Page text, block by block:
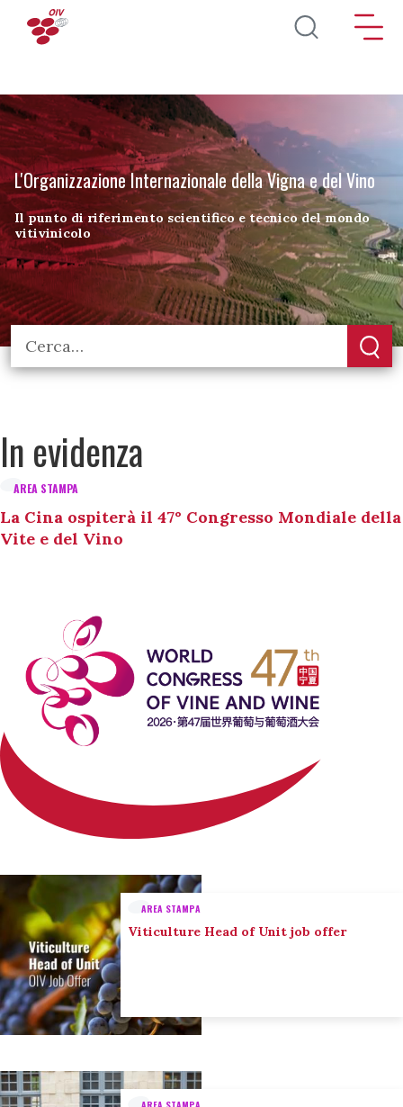
Salta al contenuto principale
L'Organizzazione Internazionale della Vigna e del Vino
Il punto di riferimento scientifico e tecnico del mondo
vitivinicolo
In evidenza
AREA STAMPA
La Cina ospiterà il 47° Congresso Mondiale della
Vite e del Vino
AREA STAMPA
Viticulture Head of Unit job offer